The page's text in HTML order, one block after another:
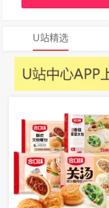
U站精选